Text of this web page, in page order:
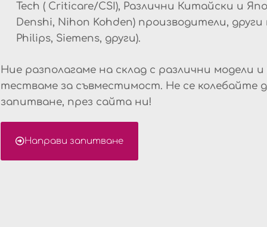
Tech ( Criticare/CSI), Различни Китайски и
Denshi, Nihon Kohden) производители,
Philips, Siemens, други).
Ние разполагаме на склад с различни модели
тестваме за съвместимост. Не се колебайте
запитване, през сайта ни!
Направи запитване